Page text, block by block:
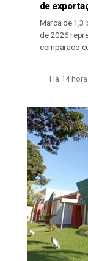
de
Marca de 1,3
de 2026
comparado
Há 14